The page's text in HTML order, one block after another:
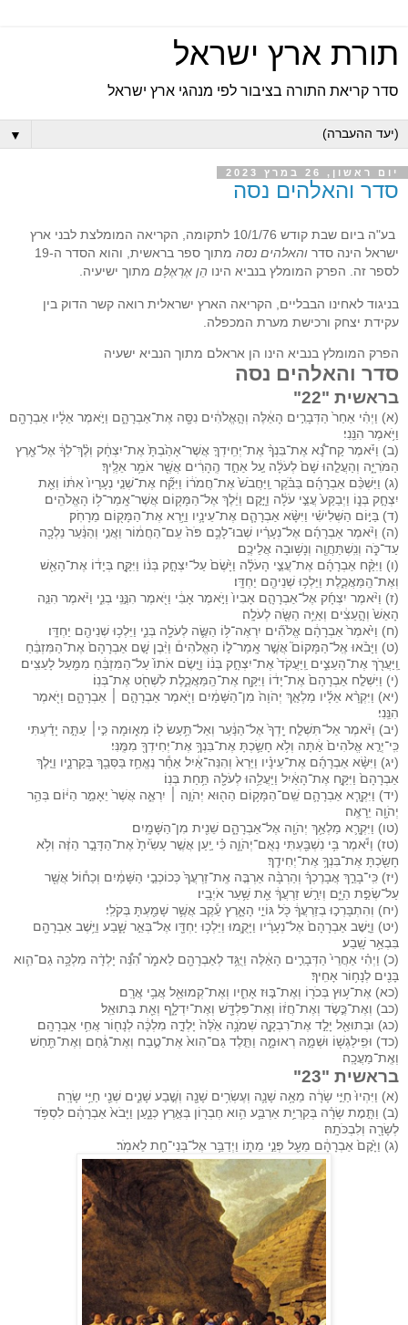
תורת ארץ ישראל
סדר קריאת התורה בציבור לפי מנהגי ארץ ישראל
▼
יום ראשון, 26 במרץ 2023
סדר והאלהים נסה
בע"ה ביום שבת קודש 10/1/76 לתקומה, הקריאה המומלצת לבני ארץ
ישראל הינה סדר והאלהים נסה
מתוך ספר בראשית, והוא הסדר ה-19
לספר זה. הפרק המומלץ בנביא הינו הֵן אֶרְאֶלָּם מתוך ישיעיה.
בניגוד לאחינו הבבליים, הקריאה הארץ ישראלית רואה קשר הדוק בין
עקידת יצחק ורכישת מערת המכפלה.
הפרק המומלץ בנביא הינו הן אראלם מתוך הנביא ישעיה
סדר והאלהים נסה
בראשית "22"
(א) וַיְהִ֗י אַחַר֙ הַדְּבָרִ֣ים הָאֵ֔לֶּה וְהָ֣אֱלֹהִ֔ים נִסָּ֖ה אֶת־אַבְרָהָ֑ם וַיֹּ֣אמֶר אֵלָ֔יו אַבְרָהָ֖ם
וַיֹּ֥אמֶר הִנֵּֽנִי׃
(ב) וַיֹּ֡אמֶר קַח־נָ֠א אֶת־בִּנְךָ֨ אֶת־יְחִֽידְךָ֤ אֲשֶׁר־אָהַ֙בְתָּ֙ אֶת־יִצְחָ֔ק וְלֶ֨ךְ־לְךָ֔ אֶל־אֶ֖רֶץ
הַמֹּרִיָּ֑ה וְהַעֲלֵ֤הוּ שָׁם֙ לְעֹלָ֔ה עַ֚ל אַחַ֣ד הֶֽהָרִ֔ים אֲשֶׁ֖ר אֹמַ֥ר אֵלֶֽיךָ׃
(ג) וַיַּשְׁכֵּ֨ם אַבְרָהָ֜ם בַּבֹּ֗קֶר וַֽיַּחֲבֹשׁ֙ אֶת־חֲמֹר֔וֹ וַיִּקַּ֞ח אֶת־שְׁנֵ֤י נְעָרָיו֙ אִתּ֔וֹ וְאֵ֖ת
יִצְחָ֣ק בְּנ֑וֹ וַיְבַקַּע֙ עֲצֵ֣י עֹלָ֔ה וַיָּ֣קׇם וַיֵּ֔לֶךְ אֶל־הַמָּק֖וֹם אֲשֶׁר־אָֽמַר־ל֥וֹ הָאֱלֹהִֽים׃
(ד) בַּיּ֣וֹם הַשְּׁלִישִׁ֗י וַיִּשָּׂ֨א אַבְרָהָ֧ם אֶת־עֵינָ֛יו וַיַּ֥רְא אֶת־הַמָּק֖וֹם מֵרָחֹֽק׃
(ה) וַיֹּ֨אמֶר אַבְרָהָ֜ם אֶל־נְעָרָ֗יו שְׁבוּ־לָכֶ֥ם פֹּה֙ עִֽם־הַחֲמ֔וֹר וַאֲנִ֣י וְהַנַּ֔עַר נֵלְכָ֖ה
עַד־כֹּ֑ה וְנִֽשְׁתַּחֲוֶ֖ה וְנָשׁ֥וּבָה אֲלֵיכֶֽם׃
(ו) וַיִּקַּ֨ח אַבְרָהָ֜ם אֶת־עֲצֵ֣י הָעֹלָ֗ה וַיָּ֙שֶׂם֙ עַל־יִצְחָ֣ק בְּנ֔וֹ וַיִּקַּ֣ח בְּיָד֔וֹ אֶת־הָאֵ֖שׁ
וְאֶת־הַֽמַּאֲכֶ֑לֶת וַיֵּלְכ֥וּ שְׁנֵיהֶ֖ם יַחְדָּֽו׃
(ז) וַיֹּ֨אמֶר יִצְחָ֜ק אֶל־אַבְרָהָ֤ם אָבִיו֙ וַיֹּ֣אמֶר אָבִ֔י וַיֹּ֖אמֶר הִנֶּ֣נִּֽי בְנִ֑י וַיֹּ֗אמֶר הִנֵּ֤ה
הָאֵשׁ֙ וְהָ֣עֵצִ֔ים וְאַיֵּ֥ה הַשֶּׂ֖ה לְעֹלָֽה׃
(ח) וַיֹּ֙אמֶר֙ אַבְרָהָ֔ם אֱלֹהִ֞ים יִרְאֶה־לּ֥וֹ הַשֶּׂ֛ה לְעֹלָ֖ה בְּנִ֑י וַיֵּלְכ֥וּ שְׁנֵיהֶ֖ם יַחְדָּֽו׃
(ט) וַיָּבֹ֗אוּ אֶֽל־הַמָּקוֹם֮ אֲשֶׁ֣ר אָֽמַר־ל֣וֹ הָאֱלֹהִים֒ וַיִּ֨בֶן שָׁ֤ם אַבְרָהָם֙ אֶת־הַמִּזְבֵּ֔חַ
וַֽיַּעֲרֹ֖ךְ אֶת־הָעֵצִ֑ים וַֽיַּעֲקֹד֙ אֶת־יִצְחָ֣ק בְּנ֔וֹ וַיָּ֤שֶׂם אֹתוֹ֙ עַל־הַמִּזְבֵּ֔חַ מִמַּ֖עַל לָעֵצִֽים׃
(י) וַיִּשְׁלַ֤ח אַבְרָהָם֙ אֶת־יָד֔וֹ וַיִּקַּ֖ח אֶת־הַֽמַּאֲכֶ֑לֶת לִשְׁחֹ֖ט אֶת־בְּנֽוֹ׃
(יא) וַיִּקְרָ֨א אֵלָ֜יו מַלְאַ֤ךְ יְהֹוָה֙ מִן־הַשָּׁמַ֔יִם וַיֹּ֖אמֶר אַבְרָהָ֣ם ׀ אַבְרָהָ֑ם וַיֹּ֖אמֶר
הִנֵּֽנִי׃
(יב) וַיֹּ֗אמֶר אַל־תִּשְׁלַ֤ח יָֽדְךָ֙ אֶל־הַנַּ֔עַר וְאַל־תַּ֥עַשׂ ל֖וֹ מְא֑וּמָה כִּ֣י׀ עַתָּ֣ה יָדַ֗עְתִּי
כִּֽי־יְרֵ֤א אֱלֹהִים֙ אַ֔תָּה וְלֹ֥א חָשַׂ֛כְתָּ אֶת־בִּנְךָ֥ אֶת־יְחִידְךָ֖ מִמֶּֽנִּי׃
(יג) וַיִּשָּׂ֨א אַבְרָהָ֜ם אֶת־עֵינָ֗יו וַיַּרְא֙ וְהִנֵּה־אַ֔יִל אַחַ֕ר נֶאֱחַ֥ז בַּסְּבַ֖ךְ בְּקַרְנָ֑יו וַיֵּ֤לֶךְ
אַבְרָהָם֙ וַיִּקַּ֣ח אֶת־הָאַ֔יִל וַיַּעֲלֵ֥הוּ לְעֹלָ֖ה תַּ֥חַת בְּנֽוֹ׃
(יד) וַיִּקְרָ֧א אַבְרָהָ֛ם שֵֽׁם־הַמָּק֥וֹם הַה֖וּא יְהֹוָ֣ה ׀ יִרְאֶ֑ה אֲשֶׁר֙ יֵאָמֵ֣ר הַיּ֔וֹם בְּהַ֥ר
יְהֹוָ֖ה יֵרָאֶֽה׃
(טו) וַיִּקְרָ֛א מַלְאַ֥ךְ יְהֹוָ֖ה אֶל־אַבְרָהָ֑ם שֵׁנִ֖ית מִן־הַשָּׁמָֽיִם׃
(טז) וַיֹּ֕אמֶר בִּ֥י נִשְׁבַּ֖עְתִּי נְאֻם־יְהֹוָ֑ה כִּ֗י יַ֚עַן אֲשֶׁ֤ר עָשִׂ֙יתָ֙ אֶת־הַדָּבָ֣ר הַזֶּ֔ה וְלֹ֥א
חָשַׂ֖כְתָּ אֶת־בִּנְךָ֥ אֶת־יְחִידֶֽךָ׃
(יז) כִּֽי־בָרֵ֣ךְ אֲבָרֶכְךָ֗ וְהַרְבָּ֨ה אַרְבֶּ֤ה אֶֽת־זַרְעֲךָ֙ כְּכוֹכְבֵ֣י הַשָּׁמַ֔יִם וְכַח֕וֹל אֲשֶׁ֖ר
עַל־שְׂפַ֣ת הַיָּ֑ם וְיִרַ֣שׁ זַרְעֲךָ֔ אֵ֖ת שַׁ֥עַר אֹיְבָֽיו׃
(יח) וְהִתְבָּרְכ֣וּ בְזַרְעֲךָ֔ כֹּ֖ל גּוֹיֵ֣י הָאָ֑רֶץ עֵ֕קֶב אֲשֶׁ֥ר שָׁמַ֖עְתָּ בְּקֹלִֽי׃
(יט) וַיָּ֤שׇׁב אַבְרָהָם֙ אֶל־נְעָרָ֔יו וַיָּקֻ֛מוּ וַיֵּלְכ֥וּ יַחְדָּ֖ו אֶל־בְּאֵ֣ר שָׁ֑בַע וַיֵּ֥שֶׁב אַבְרָהָ֖ם
בִּבְאֵ֥ר שָֽׁבַע׃
(כ) וַיְהִ֗י אַחֲרֵי֙ הַדְּבָרִ֣ים הָאֵ֔לֶּה וַיֻּגַּ֥ד לְאַבְרָהָ֖ם לֵאמֹ֑ר הִ֠נֵּ֠ה יָלְדָ֨ה מִלְכָּ֥ה גַם־הִ֛וא
בָּנִ֖ים לְנָח֥וֹר אָחִֽיךָ׃
(כא) אֶת־ע֥וּץ בְּכֹר֖וֹ וְאֶת־בּ֣וּז אָחִ֑יו וְאֶת־קְמוּאֵ֖ל אֲבִ֥י אֲרָֽם׃
(כב) וְאֶת־כֶּ֣שֶׂד וְאֶת־חֲז֔וֹ וְאֶת־פִּלְדָּ֖שׁ וְאֶת־יִדְלָ֑ף וְאֵ֖ת בְּתוּאֵֽל׃
(כג) וּבְתוּאֵ֖ל יָלַ֣ד אֶת־רִבְקָ֑ה שְׁמֹנָ֥ה אֵ֙לֶּה֙ יָלְדָ֣ה מִלְכָּ֔ה לְנָח֖וֹר אֲחִ֥י אַבְרָהָֽם׃
(כד) וּפִֽילַגְשׁ֖וֹ וּשְׁמָ֣הּ רְאוּמָ֑ה וַתֵּ֤לֶד גַּם־הִוא֙ אֶת־טֶ֣בַח וְאֶת־גַּ֔חַם וְאֶת־תַּ֖חַשׁ
וְאֶֽת־מַעֲכָֽה׃
בראשית "23"
(א) וַיִּהְיוּ֙ חַיֵּ֣י שָׂרָ֔ה מֵאָ֥ה שָׁנָ֛ה וְעֶשְׂרִ֥ים שָׁנָ֖ה וְשֶׁ֣בַע שָׁנִ֑ים שְׁנֵ֖י חַיֵּ֥י שָׂרָֽה׃
(ב) וַתָּ֣מׇת שָׂרָ֗ה בְּקִרְיַ֥ת אַרְבַּ֛ע הִ֥וא חֶבְר֖וֹן בְּאֶ֣רֶץ כְּנָ֑עַן וַיָּבֹא֙ אַבְרָהָ֔ם לִסְפֹּ֥ד
לְשָׂרָ֖ה וְלִבְכֹּתָֽהּ׃
(ג) וַיָּ֙קׇם֙ אַבְרָהָ֔ם מֵעַ֖ל פְּנֵ֣י מֵת֑וֹ וַיְדַבֵּ֥ר אֶל־בְּנֵי־חֵ֖ת לֵאמֹֽר׃